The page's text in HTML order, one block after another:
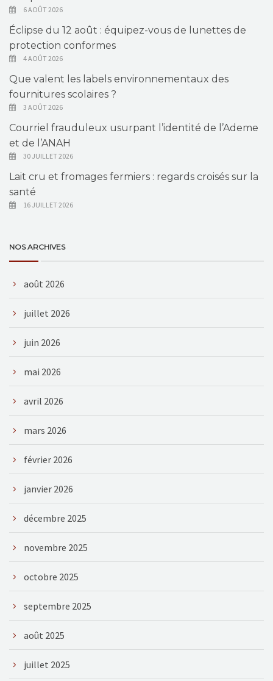
6 AOÛT 2026
Éclipse du 12 août : équipez-vous de lunettes de
protection conformes
4 AOÛT 2026
Que valent les labels environnementaux des
fournitures scolaires ?
3 AOÛT 2026
Courriel frauduleux usurpant l’identité de l’Ademe
et de l’ANAH
30 JUILLET 2026
Lait cru et fromages fermiers : regards croisés sur la
santé
16 JUILLET 2026
NOS ARCHIVES
août 2026
juillet 2026
juin 2026
mai 2026
avril 2026
mars 2026
février 2026
janvier 2026
décembre 2025
novembre 2025
octobre 2025
septembre 2025
août 2025
juillet 2025